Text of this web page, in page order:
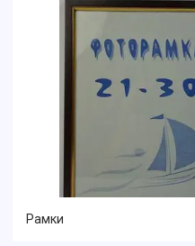
Рамки